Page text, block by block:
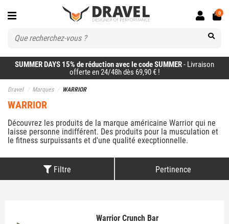
SUMMER DAYS 15% de réduction avec le code SUMMER- Livraison
offerte en 24/48h dès 69,90 € !
0
Dravel Marques WARRIOR
WARRIOR
Découvrez les produits de la marque américaine Warrior qui ne
laisse personne indifférent. Des produits pour la musculation et
le fitness surpuissants et d'une qualité execptionnelle.
Filtre Pertinence
Warrior Crunch Bar